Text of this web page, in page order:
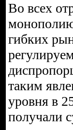
Во всех
гибких
таким
уровня в
получали